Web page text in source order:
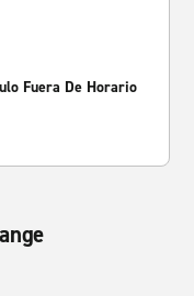
Fuera De Horario